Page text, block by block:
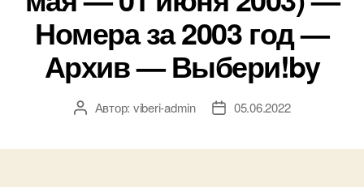
Номера за 2003 год —
Архив — Выбери!by
АвторАвтор: viberi-admin
Дата05.06.2022